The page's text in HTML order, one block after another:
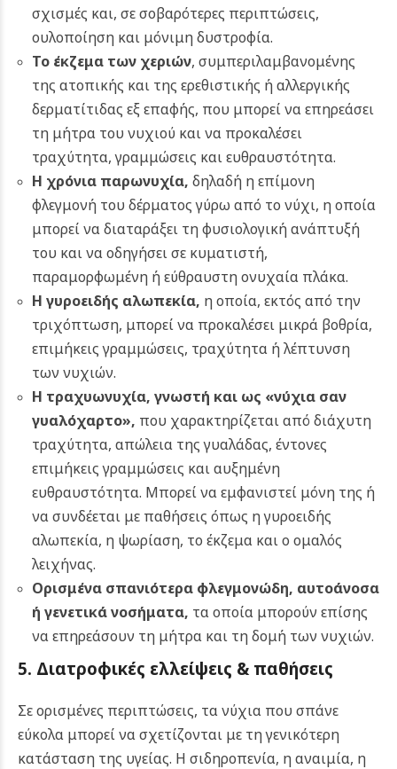
σχισμές και, σε σοβαρότερες περιπτώσεις,
ουλοποίηση και μόνιμη δυστροφία.
Το έκζεμα των χεριών, συμπεριλαμβανομένης
της ατοπικής και της ερεθιστικής ή αλλεργικής
δερματίτιδας εξ επαφής, που μπορεί να επηρεάσει
τη μήτρα του νυχιού και να προκαλέσει
τραχύτητα, γραμμώσεις και ευθραυστότητα.
Η χρόνια παρωνυχία, δηλαδή η επίμονη
φλεγμονή του δέρματος γύρω από το νύχι, η οποία
μπορεί να διαταράξει τη φυσιολογική ανάπτυξή
του και να οδηγήσει σε κυματιστή,
παραμορφωμένη ή εύθραυστη ονυχαία πλάκα.
Η γυροειδής αλωπεκία, η οποία, εκτός από την
τριχόπτωση, μπορεί να προκαλέσει μικρά βοθρία,
επιμήκεις γραμμώσεις, τραχύτητα ή λέπτυνση
των νυχιών.
Η τραχυωνυχία, γνωστή και ως «νύχια σαν
γυαλόχαρτο», που χαρακτηρίζεται από διάχυτη
τραχύτητα, απώλεια της γυαλάδας, έντονες
επιμήκεις γραμμώσεις και αυξημένη
ευθραυστότητα. Μπορεί να εμφανιστεί μόνη της ή
να συνδέεται με παθήσεις όπως η γυροειδής
αλωπεκία, η ψωρίαση, το έκζεμα και ο ομαλός
λειχήνας.
Ορισμένα σπανιότερα φλεγμονώδη, αυτοάνοσα
ή γενετικά νοσήματα, τα οποία μπορούν επίσης
να επηρεάσουν τη μήτρα και τη δομή των νυχιών.
5. Διατροφικές ελλείψεις & παθήσεις
Σε ορισμένες περιπτώσεις, τα νύχια που σπάνε
εύκολα μπορεί να σχετίζονται με τη γενικότερη
κατάσταση της υγείας. Η σιδηροπενία, η αναιμία, η